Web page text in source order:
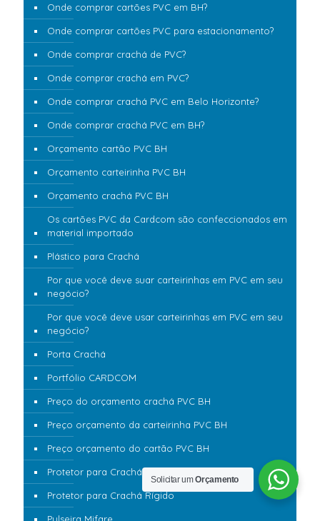
Onde comprar cartões PVC em BH?
Onde comprar cartões PVC para estacionamento?
Onde comprar crachá de PVC?
Onde comprar crachá em PVC?
Onde comprar crachá PVC em Belo Horizonte?
Onde comprar crachá PVC em BH?
Orçamento cartão PVC BH
Orçamento carteirinha PVC BH
Orçamento crachá PVC BH
Os cartões PVC da Cardcom são confeccionados em
material importado
Plástico para Crachá
Por que você deve suar carteirinhas em PVC em seu
negócio?
Por que você deve usar carteirinhas em PVC em seu
negócio?
Porta Crachá
Portfólio CARDCOM
Preço do orçamento crachá PVC BH
Preço orçamento da carteirinha PVC BH
Preço orçamento do cartão PVC BH
Protetor para Crachá Flexível
Protetor para Crachá Rígido
Pulseira Mifare
Solicitar umOrçamento